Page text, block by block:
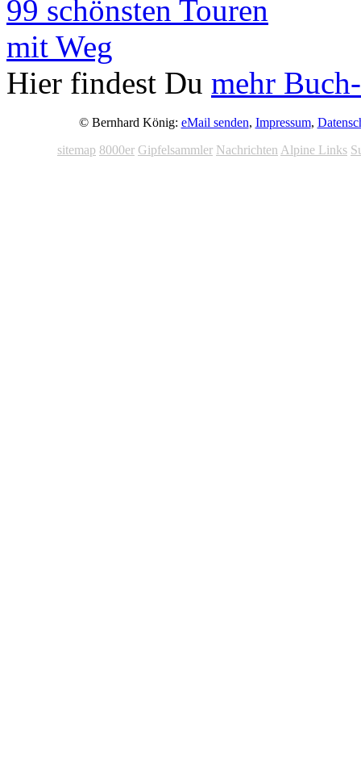
Hier findest Du mehr
© Bernhard König: eMail senden, Impressum,
sitemap 8000er Gipfelsammler Nachrichten Alpine Links